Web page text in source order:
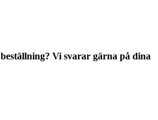
Vi svarar gärna på dina